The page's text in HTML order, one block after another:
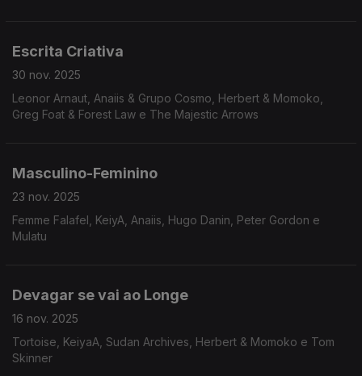
Escrita Criativa
30 nov. 2025
Leonor Arnaut, Anaiis & Grupo Cosmo, Herbert & Momoko,
Greg Foat & Forest Law e The Majestic Arrows
Masculino-Feminino
23 nov. 2025
Femme Falafel, KeiyA, Anaiis, Hugo Danin, Peter Gordon e
Mulatu
Devagar se vai ao Longe
16 nov. 2025
Tortoise, KeiyaA, Sudan Archives, Herbert & Momoko e Tom
Skinner